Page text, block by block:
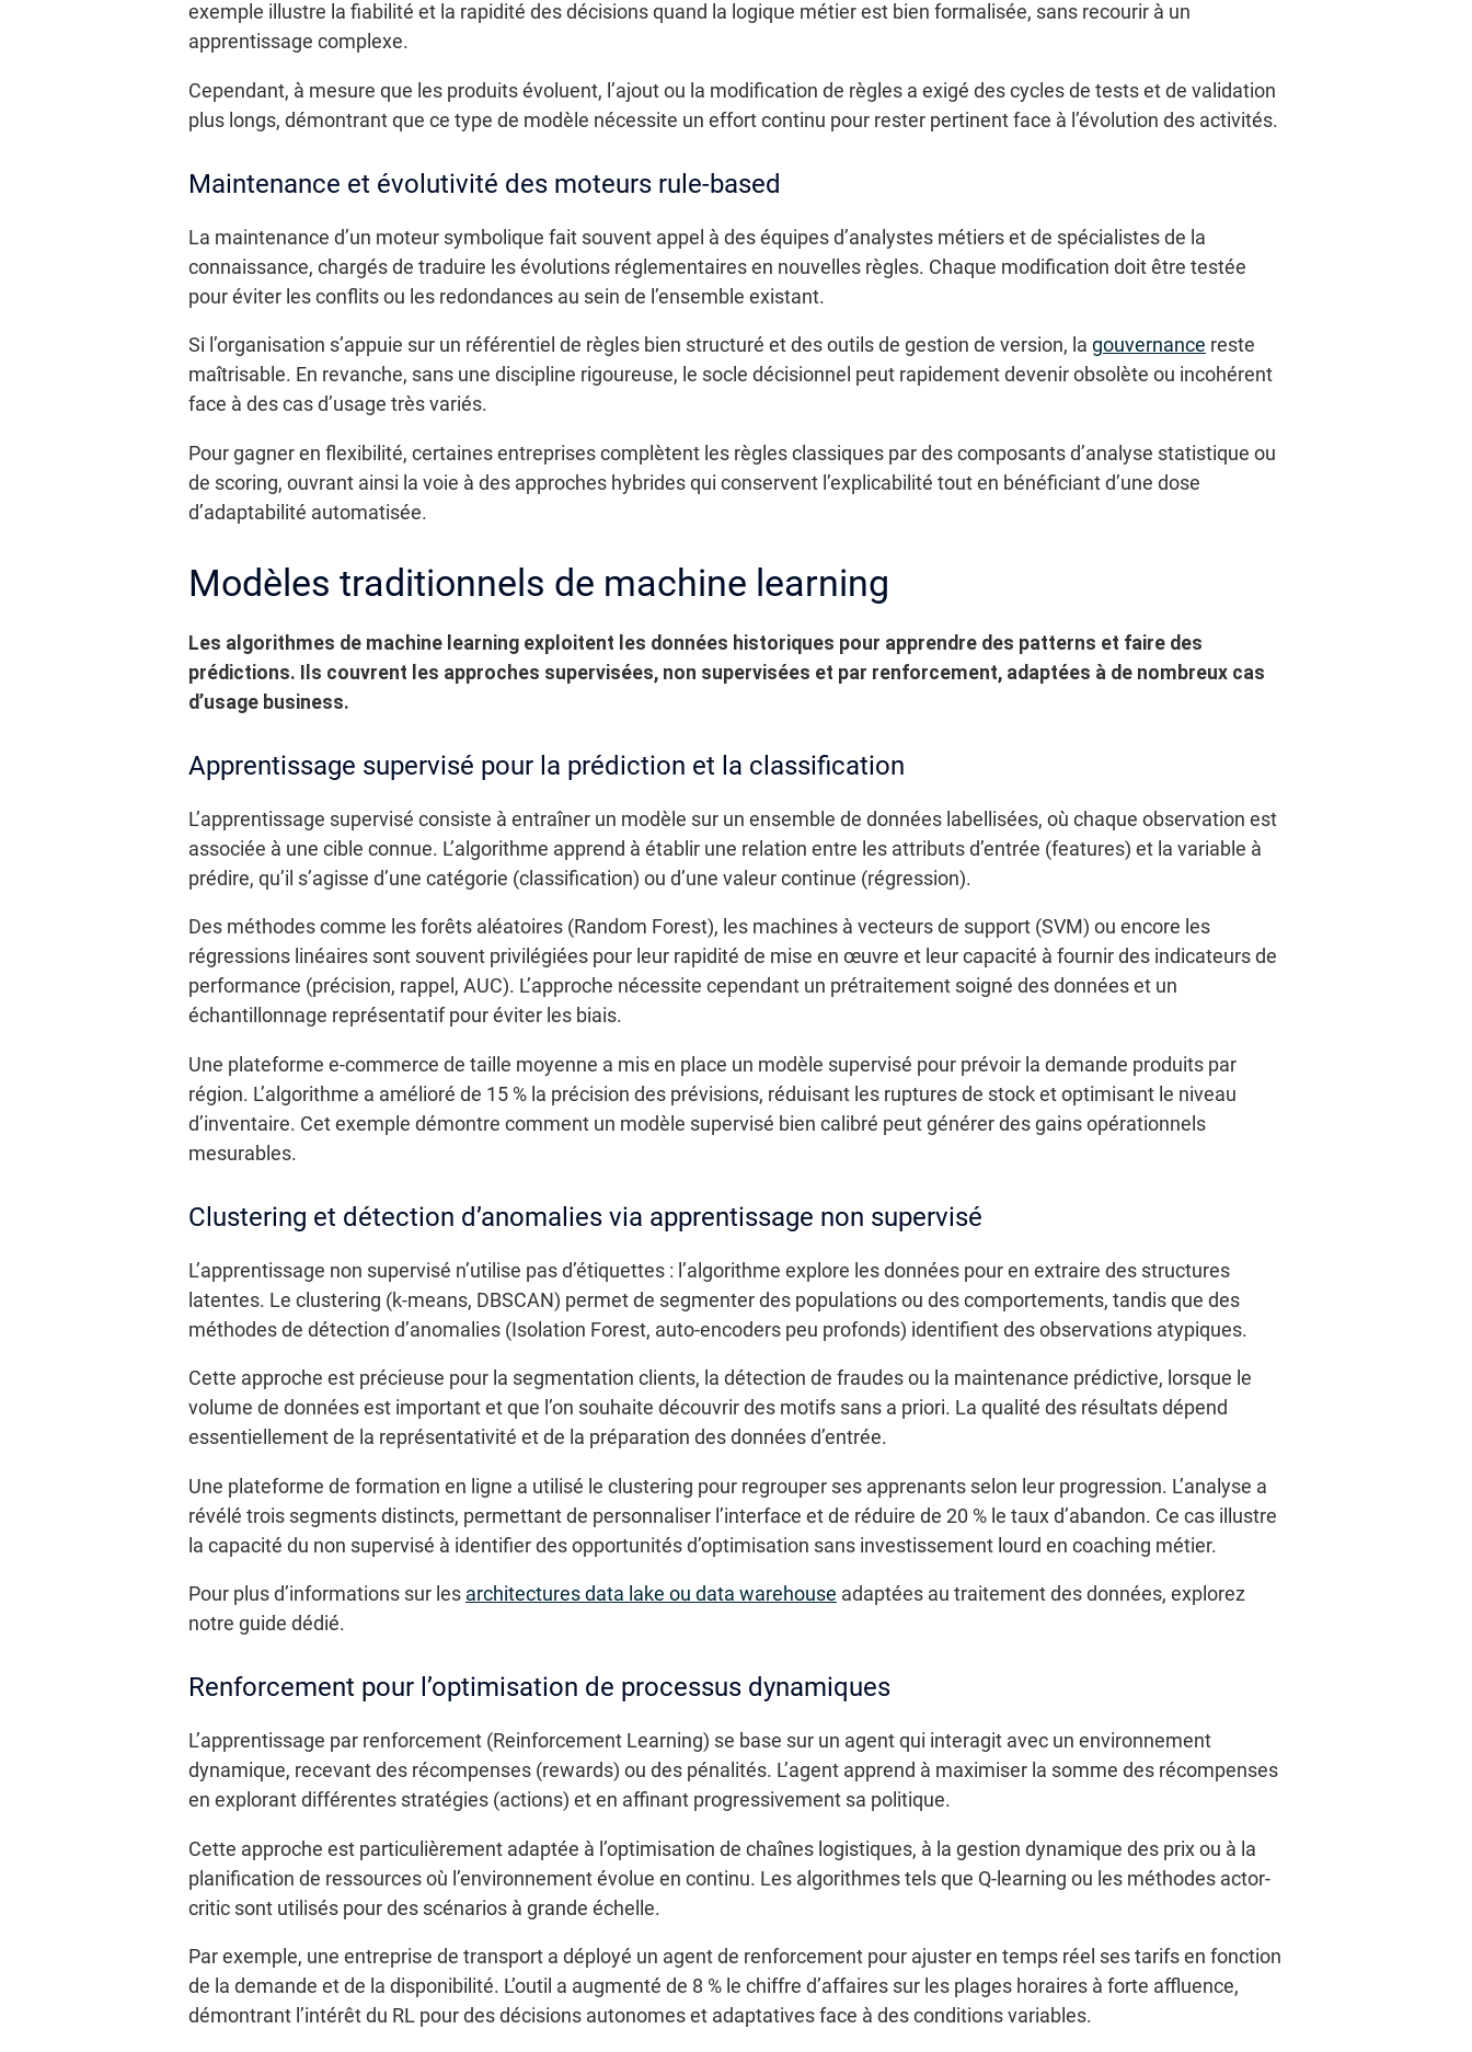
exemple illustre la fiabilité et la rapidité des décisions quand la logique métier est bien formalisée, sans recourir à un
apprentissage complexe.
Cependant, à mesure que les produits évoluent, l’ajout ou la modification de règles a exigé des cycles de tests et de validation
plus longs, démontrant que ce type de modèle nécessite un effort continu pour rester pertinent face à l’évolution des activités.
Maintenance et évolutivité des moteurs rule-based
La maintenance d’un moteur symbolique fait souvent appel à des équipes d’analystes métiers et de spécialistes de la
connaissance, chargés de traduire les évolutions réglementaires en nouvelles règles. Chaque modification doit être testée
pour éviter les conflits ou les redondances au sein de l’ensemble existant.
Si l’organisation s’appuie sur un référentiel de règles bien structuré et des outils de gestion de version, la gouvernance reste
maîtrisable. En revanche, sans une discipline rigoureuse, le socle décisionnel peut rapidement devenir obsolète ou incohérent
face à des cas d’usage très variés.
Pour gagner en flexibilité, certaines entreprises complètent les règles classiques par des composants d’analyse statistique ou
de scoring, ouvrant ainsi la voie à des approches hybrides qui conservent l’explicabilité tout en bénéficiant d’une dose
d’adaptabilité automatisée.
Modèles traditionnels de machine learning
Les algorithmes de machine learning exploitent les données historiques pour apprendre des patterns et faire des
prédictions. Ils couvrent les approches supervisées, non supervisées et par renforcement, adaptées à de nombreux cas
d’usage business.
Apprentissage supervisé pour la prédiction et la classification
L’apprentissage supervisé consiste à entraîner un modèle sur un ensemble de données labellisées, où chaque observation est
associée à une cible connue. L’algorithme apprend à établir une relation entre les attributs d’entrée (features) et la variable à
prédire, qu’il s’agisse d’une catégorie (classification) ou d’une valeur continue (régression).
Des méthodes comme les forêts aléatoires (Random Forest), les machines à vecteurs de support (SVM) ou encore les
régressions linéaires sont souvent privilégiées pour leur rapidité de mise en œuvre et leur capacité à fournir des indicateurs de
performance (précision, rappel, AUC). L’approche nécessite cependant un prétraitement soigné des données et un
échantillonnage représentatif pour éviter les biais.
Une plateforme e-commerce de taille moyenne a mis en place un modèle supervisé pour prévoir la demande produits par
région. L’algorithme a amélioré de 15 % la précision des prévisions, réduisant les ruptures de stock et optimisant le niveau
d’inventaire. Cet exemple démontre comment un modèle supervisé bien calibré peut générer des gains opérationnels
mesurables.
Clustering et détection d’anomalies via apprentissage non supervisé
L’apprentissage non supervisé n’utilise pas d’étiquettes : l’algorithme explore les données pour en extraire des structures
latentes. Le clustering (k-means, DBSCAN) permet de segmenter des populations ou des comportements, tandis que des
méthodes de détection d’anomalies (Isolation Forest, auto-encoders peu profonds) identifient des observations atypiques.
Cette approche est précieuse pour la segmentation clients, la détection de fraudes ou la maintenance prédictive, lorsque le
volume de données est important et que l’on souhaite découvrir des motifs sans a priori. La qualité des résultats dépend
essentiellement de la représentativité et de la préparation des données d’entrée.
Une plateforme de formation en ligne a utilisé le clustering pour regrouper ses apprenants selon leur progression. L’analyse a
révélé trois segments distincts, permettant de personnaliser l’interface et de réduire de 20 % le taux d’abandon. Ce cas illustre
la capacité du non supervisé à identifier des opportunités d’optimisation sans investissement lourd en coaching métier.
Pour plus d’informations sur les architectures data lake ou data warehouse adaptées au traitement des données, explorez
notre guide dédié.
Renforcement pour l’optimisation de processus dynamiques
L’apprentissage par renforcement (Reinforcement Learning) se base sur un agent qui interagit avec un environnement
dynamique, recevant des récompenses (rewards) ou des pénalités. L’agent apprend à maximiser la somme des récompenses
en explorant différentes stratégies (actions) et en affinant progressivement sa politique.
Cette approche est particulièrement adaptée à l’optimisation de chaînes logistiques, à la gestion dynamique des prix ou à la
planification de ressources où l’environnement évolue en continu. Les algorithmes tels que Q-learning ou les méthodes actor-
critic sont utilisés pour des scénarios à grande échelle.
Par exemple, une entreprise de transport a déployé un agent de renforcement pour ajuster en temps réel ses tarifs en fonction
de la demande et de la disponibilité. L’outil a augmenté de 8 % le chiffre d’affaires sur les plages horaires à forte affluence,
démontrant l’intérêt du RL pour des décisions autonomes et adaptatives face à des conditions variables.